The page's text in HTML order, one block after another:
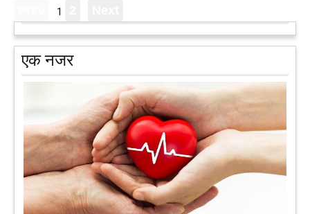
1
एक नजर